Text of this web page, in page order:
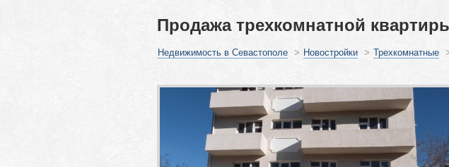
Продажа трехкомнатной
Недвижимость в Севастополе > Новостройки > Трехкомнатные